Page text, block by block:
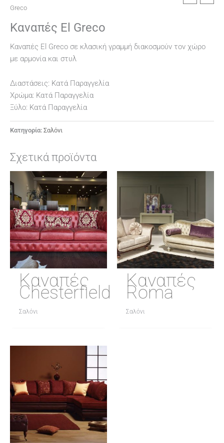
Greco
Καναπές El Greco
Καναπές El Greco σε κλασική γραμμή διακοσμούν τον χώρο
με αρμονία και στυλ
Διαστάσεις: Κατά Παραγγελία
Χρώμα: Κατά Παραγγελία
Ξύλο: Κατά Παραγγελία
Κατηγορία: Σαλόνι
Σχετικά προϊόντα
Καναπές
Chesterfield
Σαλόνι
Καναπές
Roma
Σαλόνι